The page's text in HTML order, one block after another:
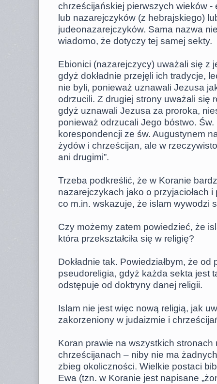
chrześcijańskiej pierwszych wieków -
lub nazarejczyków (z hebrajskiego)
judeonazarejczyków. Sama nazwa
wiadomo, że dotyczy tej samej sekty.
Ebionici (nazarejczycy) uważali się z
gdyż dokładnie przejęli ich tradycje,
nie byli, ponieważ uznawali Jezusa
odrzucili. Z drugiej strony uważali się
gdyż uznawali Jezusa za proroka,
ponieważ odrzucali Jego bóstwo. Św.
korespondencji ze św. Augustynem
żydów i chrześcijan, ale w
ani drugimi”.
Trzeba podkreślić, że w Koranie
nazarejczykach jako o przyjaciołach i
co m.in. wskazuje, że islam wywodzi
Czy możemy zatem powiedzieć, że
która przekształciła się w religię?
Dokładnie tak. Powiedziałbym, że od
pseudoreligia, gdyż każda sekta jest
odstępuje od doktryny danej religii.
Islam nie jest więc nową religią, jak
zakorzeniony w judaizmie i
Koran prawie na wszystkich stronach
chrześcijanach – niby nie ma
zbieg okoliczności. Wielkie postaci
Ewa (tzn. w Koranie jest napisane